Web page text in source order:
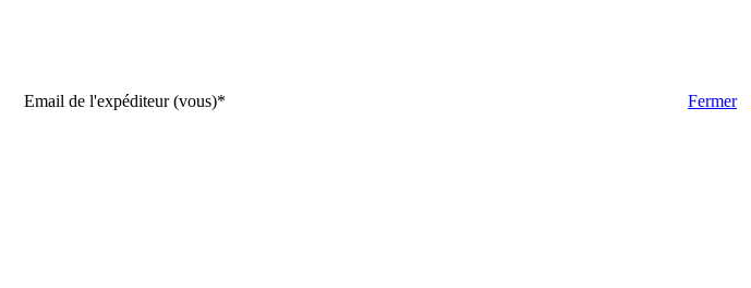
Fermer
Email de l'expéditeur (vous)*